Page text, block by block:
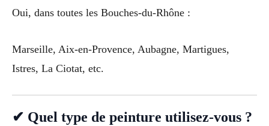
Oui, dans toutes les Bouches-du-Rhône :
Marseille, Aix-en-Provence, Aubagne, Martigues,
Istres, La Ciotat, etc.
✔ Quel type de peinture utilisez-vous ?